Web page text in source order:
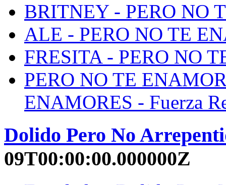
BRITNEY - PERO NO
ALE - PERO NO TE
FRESITA - PERO NO
PERO NO TE
ENAMORES - Fuerza
Dolido Pero No
09T00:00:00.000000Z